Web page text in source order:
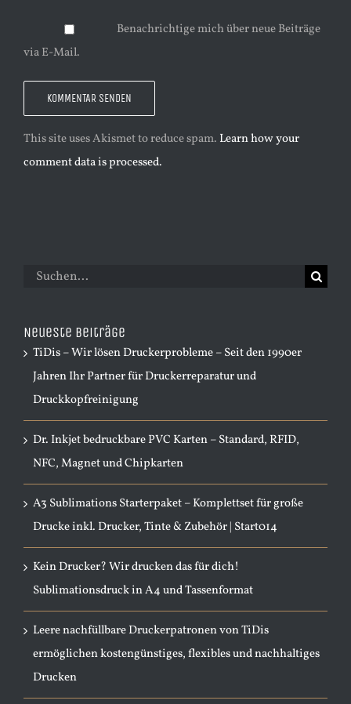
Benachrichtige mich über neue Beiträge
via E-Mail.
This site uses Akismet to reduce spam. Learn how your
comment data is processed.
Suche
Neueste Beiträge
TiDis – Wir lösen Druckerprobleme – Seit den 1990er
Jahren Ihr Partner für Druckerreparatur und
Druckkopfreinigung
Dr. Inkjet bedruckbare PVC Karten – Standard, RFID,
NFC, Magnet und Chipkarten
A3 Sublimations Starterpaket – Komplettset für große
Drucke inkl. Drucker, Tinte & Zubehör | Start014
Kein Drucker? Wir drucken das für dich!
Sublimationsdruck in A4 und Tassenformat
Leere nachfüllbare Druckerpatronen von TiDis
ermöglichen kostengünstiges, flexibles und nachhaltiges
Drucken